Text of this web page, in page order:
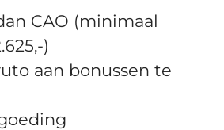
CAO (minimaal
)
aan bonussen te